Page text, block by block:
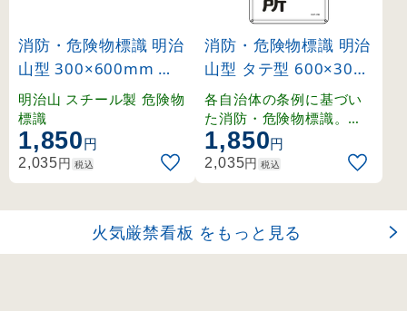
消防・危険物標識 明治
山型 300×600mm 類
別・品名・保安監督者(
許可第○号) スチール (
55130)
明治山 スチール製 危険物
標識
1,850円
2,035円 税込
消防・危険物標識 明治
山型 タテ型 600×300
mm 危険物地下タンク
貯蔵所 スチール (5311
0)
各自治体の条例に基づい
た消防・危険物標識。強
度を確保しつつ軽量化さ
れた明治山型仕様。
1,850円
2,035円 税込
火気厳禁看板 をもっと見る